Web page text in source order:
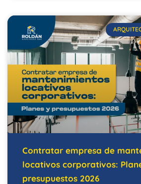
Contratar empresa de
locativos corporativos:
presupuestos 2026